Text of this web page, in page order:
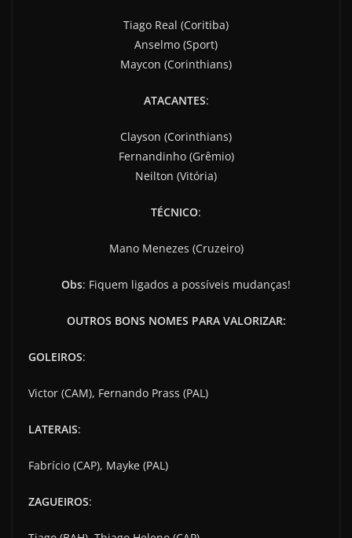
Tiago Real (Coritiba)
Anselmo (Sport)
Maycon (Corinthians)
ATACANTES:
Clayson (Corinthians)
Fernandinho (Grêmio)
Neilton (Vitória)
TÉCNICO:
Mano Menezes (Cruzeiro)
Obs: Fiquem ligados a possíveis mudanças!
OUTROS BONS NOMES PARA VALORIZAR:
GOLEIROS:
Victor (CAM), Fernando Prass (PAL)
LATERAIS:
Fabrício (CAP), Mayke (PAL)
ZAGUEIROS: